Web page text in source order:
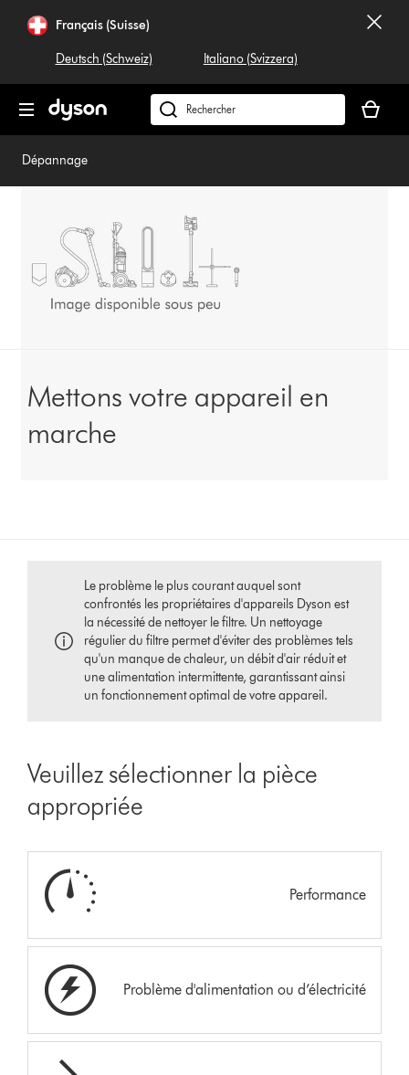
Français (Suisse)
Deutsch (Schweiz) Italiano (Svizzera)
Rechercher
dyson.ch
panier
est
Dépannage
Mettons votre appareil en
marche
Le problème le plus courant auquel sont
confrontés les propriétaires d'appareils Dyson est
la nécessité de nettoyer le filtre. Un nettoyage
régulier du filtre permet d'éviter des problèmes tels
qu'un manque de chaleur, un débit d'air réduit et
une alimentation intermittente, garantissant ainsi
un fonctionnement optimal de votre appareil.
Veuillez sélectionner la pièce
appropriée
Performance
Problème d'alimentation ou d’électricité